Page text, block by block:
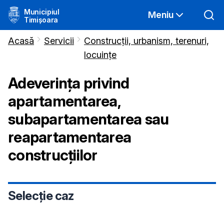
Municipiul
Timișoara
Meniu
Acasă Servicii
Construcții, urbanism, terenuri,
locuințe
Adeverința privind
apartamentarea,
subapartamentarea sau
reapartamentarea
construcțiilor
Selecție caz